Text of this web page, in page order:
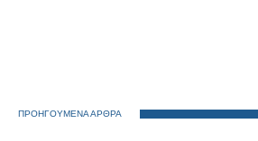
ΠΡΟΗΓΟΥΜΕΝΑ ΑΡΘΡΑ